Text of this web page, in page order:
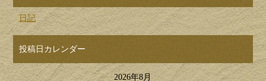
日記
投稿日カレンダー
2026年8月